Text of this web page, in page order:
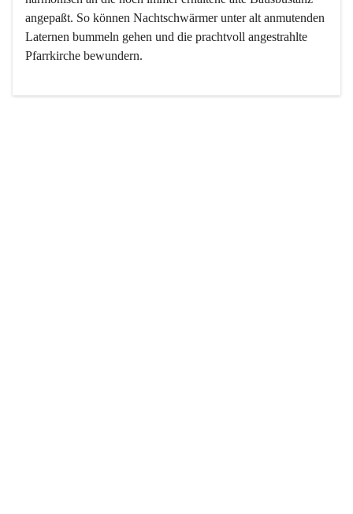
angepaßt. So können Nachtschwärmer unter alt anmutenden
Laternen bummeln gehen und die prachtvoll angestrahlte
Pfarrkirche bewundern.
Der Weinbau dominert heute nicht mehr, ist aber integrativer